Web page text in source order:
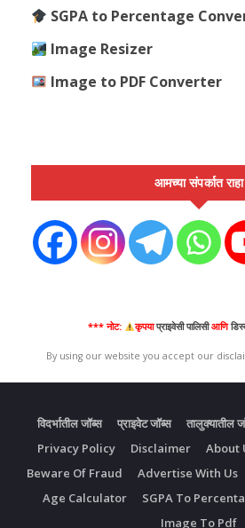
SGPA to Percentage
Image Resizer
Image to PDF Converter
आमच्या संपर्कात राहा
*** नोट: कृपयाप्राइवेसी पालिसीआणि
By using our website you accept our
विदर्भातील जॉब्स प्राइवेट जॉब्स तालुक्यातील
Privacy Policy
Disclaimer About
Beware Of Fraud
Advertise With Us
Age Calculator
SGPA To
Image To Pdf